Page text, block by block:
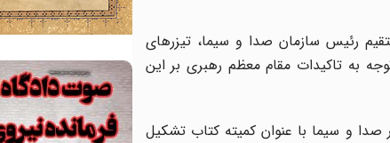
رئیس سازمان صدا و سیما، تیزرهای
به تاکیدات مقام معظم رهبری بر این
صدا و سیما با عنوان کمیته کتاب تشکیل